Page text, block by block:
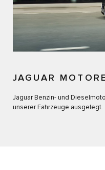
JAGUAR
Jaguar Benzin- und
unserer Fahrzeuge ausgelegt.